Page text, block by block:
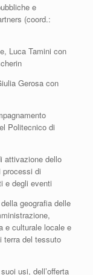
e
(coord.:
Luca Tamini con
Gerosa con
Politecnico di
attivazione dello
di
e degli eventi
geografia delle
e culturale locale e
terra del tessuto
usi, dell’offerta